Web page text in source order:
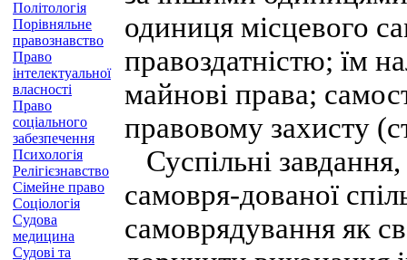
Політологія
Порівняльне
правознавство
Право
інтелектуальної
власності
Право
соціального
забезпечення
Психологія
Релігієзнавство
Сімейне право
Соціологія
Судова
медицина
Судові та
одиниця місцевого
правоздатністю; їм
майнові права;
правовому захисту
Суспільні
самовря-дованої
самоврядування як